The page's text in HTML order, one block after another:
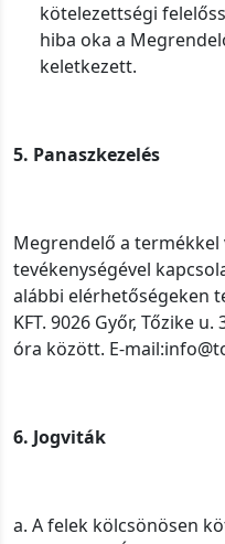
kötelezettségi
hiba oka a
keletkezett.
5. Panaszkezelés
Megrendelő a termékkel
tevékenységével
alábbi elérhetőségeken
KFT. 9026 Győr, Tőzike
óra között. E-
6. Jogviták
a. A felek kölcsönösen